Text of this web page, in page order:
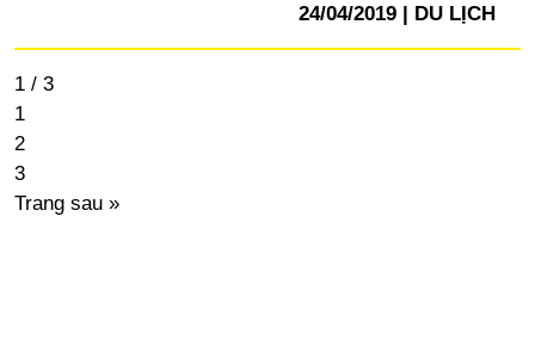
24/04/2019 DU LỊCH
1 / 3
1
2
3
Trang sau »